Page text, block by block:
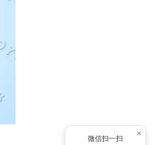
×
微信扫一扫